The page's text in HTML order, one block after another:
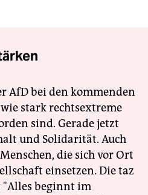
AfD bei den kommenden
stark rechtsextreme
sind. Gerade jetzt
und Solidarität. Auch
die sich vor Ort
einsetzen. Die taz
beginnt im